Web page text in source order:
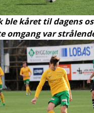
ble kåret til dagens
omgang var